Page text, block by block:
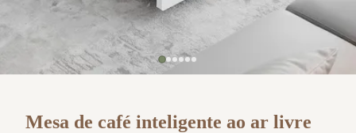
Mesa de café inteligente ao ar livre